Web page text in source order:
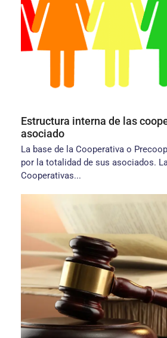
Estructura interna de las
asociado
La base de la Cooperativa o
por la totalidad de sus asociados.
Cooperativas...